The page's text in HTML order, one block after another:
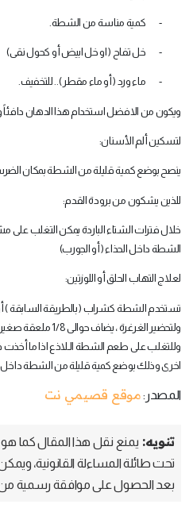
- كمية مناسة من الشطة
- خل تفاح ( او خل ابيض أو كحول نقى)
- ماء ورد ( أو ماء مقطر ).. للتخفيف.
ويكون من الافضل استخدام هذا الدهان
لتسكين ألم الأسنان:
ينصح بوضع كمية قليلة من الشطة بمكان
للذين يشكون من برودة القدم:
خلال فترات الشتاء الباردة يمكن التغلب
الشطة داخل الحذاء ( أو الجورب)
لعلاج التهاب الحلق أو اللوزتين:
تستخدم الشطة كشراب ( بالطريقة السابقة )
وللتغلب على طعم الشطة الـلاذع اذا ما
اخرى وذلك بوضع كمية قليلة من الشطة
المصدر:موقع قصيمي نت
تنويه: يمنع نقل هذا المقال كما
تحت طائلة المساءلة القانونية،
بعد الحصول على موافقة رسمية